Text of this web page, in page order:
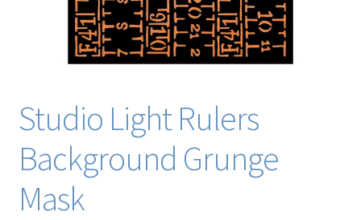
Studio Light Rulers
Background Grunge
Mask